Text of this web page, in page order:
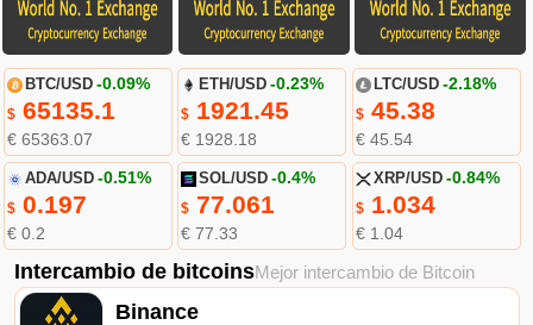
BTC/USD -0.09%
$65135.1
€ 65363.07
ETH/USD -0.23%
$ 1921.45
€ 1928.18
LTC/USD -2.18%
$45.38
€ 45.54
ADA/USD -0.51%
$0.197
€ 0.2
SOL/USD -0.4%
$ 77.061
€ 77.33
XRP/USD -0.84%
$1.034
€ 1.04
Intercambio de bitcoinsMejor intercambio de Bitcoin
Binance